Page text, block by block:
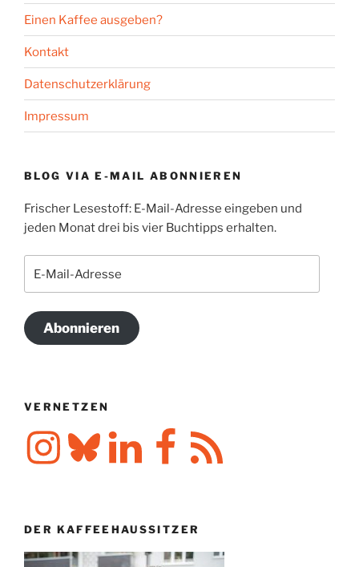
Einen Kaffee ausgeben?
Kontakt
Datenschutzerklärung
Impressum
BLOG VIA E-MAIL ABONNIEREN
Frischer Lesestoff: E-Mail-Adresse eingeben und
jeden Monat drei bis vier Buchtipps erhalten.
Mail-
Abonnieren
VERNETZEN
InstagramBlueskyLinkedIn FacebookRSS-
Feed
DER KAFFEEHAUSSITZER